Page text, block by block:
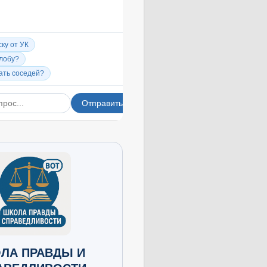
ПРАВДЫ И